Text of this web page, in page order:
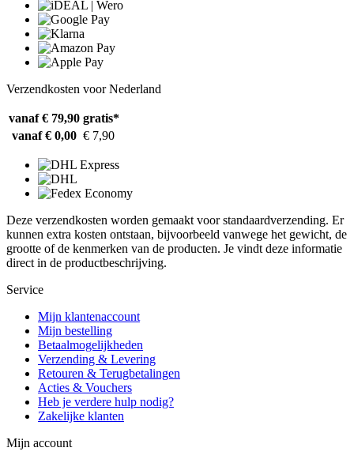
Verzendkosten voor Nederland
vanaf € 79,90 gratis*
vanaf € 0,00 € 7,90
Deze verzendkosten worden gemaakt voor standaardverzending. Er
kunnen extra kosten ontstaan, bijvoorbeeld vanwege het gewicht, de
grootte of de kenmerken van de producten. Je vindt deze informatie
direct in de productbeschrijving.
Service
Mijn klantenaccount
Mijn bestelling
Betaalmogelijkheden
Verzending & Levering
Retouren & Terugbetalingen
Acties & Vouchers
Heb je verdere hulp nodig?
Zakelijke klanten
Mijn account